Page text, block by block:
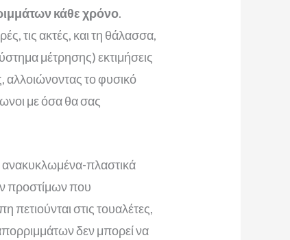
κάθε χρόνο.
τις ακτές, και τη θάλασσα,
μέτρησης) εκτιμήσεις
αλλοιώνοντας το φυσικό
με όσα θα σας
ανακυκλωμένα-πλαστικά
προστίμων που
στις τουαλέτες,
δεν μπορεί να